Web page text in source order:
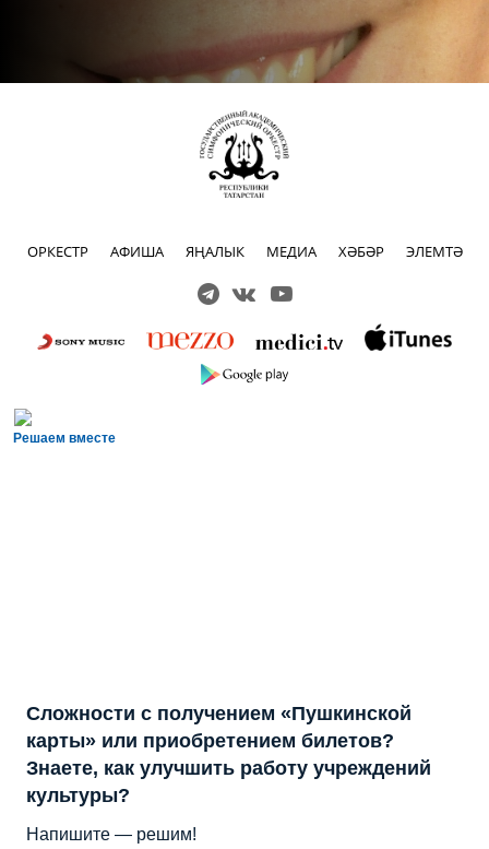
ОРКЕСТР АФИША ЯҢАЛЫК МЕДИА ХӘБӘР ЭЛЕМТӘ
Решаем вместе
Сложности с получением «Пушкинской
карты» или приобретением билетов?
Знаете, как улучшить работу учреждений
культуры?
Напишите — решим!